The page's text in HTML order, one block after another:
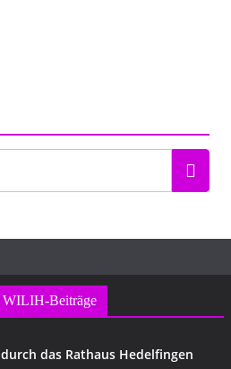
WILIH-Beiträge
das Rathaus Hedelfingen